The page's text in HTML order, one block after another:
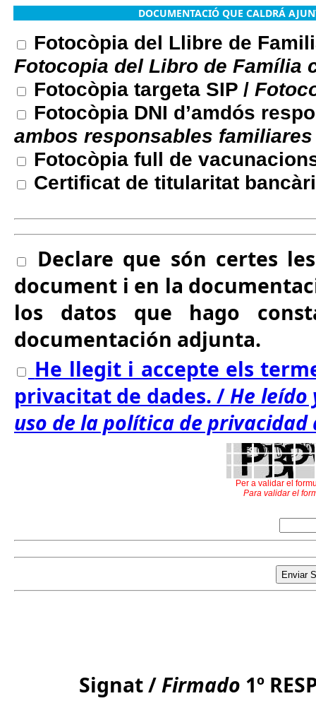
DOCUMENTACIÓ QUE CALDRÁ
Fotocòpia del Llibre de
Fotocopia del Libro de Família
Fotocòpia targeta SIP /
Fotocòpia DNI d’amdós
ambos responsables familiares
Fotocòpia full de
Certificat de titularitat
Declare que són certes
document i en la
los datos que hago
documentación adjunta.
He llegit i accepte els
privacitat de dades. /He leído
uso de la política de privacidad
Per a validar el
Para validar el
Signat /Firmado 1º